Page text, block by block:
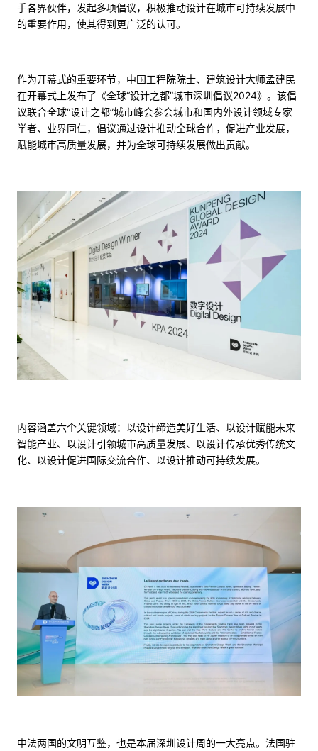
手各界伙伴，发起多项倡议，积极推动设计在城市可持续发展中
的重要作用，使其得到更广泛的认可。
作为开幕式的重要环节，中国工程院院士、建筑设计大师孟建民
在开幕式上发布了《全球“设计之都”城市深圳倡议2024》。该倡
议联合全球“设计之都”城市峰会参会城市和国内外设计领域专家
学者、业界同仁，倡议通过设计推动全球合作，促进产业发展，
赋能城市高质量发展，并为全球可持续发展做出贡献。
内容涵盖六个关键领域：以设计缔造美好生活、以设计赋能未来
智能产业、以设计引领城市高质量发展、以设计传承优秀传统文
化、以设计促进国际交流合作、以设计推动可持续发展。
中法两国的文明互鉴，也是本届深圳设计周的一大亮点。法国驻